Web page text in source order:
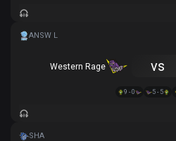
Western Rage vs
9 - 0 5 - 5